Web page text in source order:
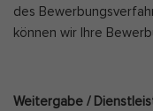
des
können wir Ihre
Weitergabe /